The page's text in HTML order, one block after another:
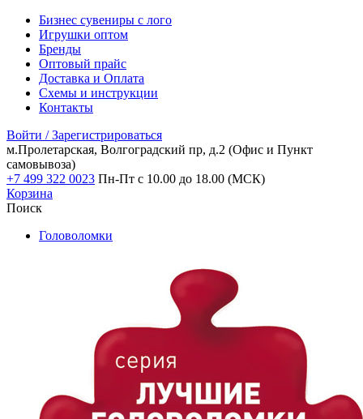
Бизнес сувениры с лого
Игрушки оптом
Бренды
Оптовый прайс
Доставка и Оплата
Схемы и инструкции
Контакты
Войти / Зарегистрироваться
м.Пролетарская, Волгоградский пр, д.2 (Офис и Пункт
самовывоза)
+7 499 322 0023 Пн-Пт с 10.00 до 18.00 (МСК)
Корзина
Поиск
Головоломки